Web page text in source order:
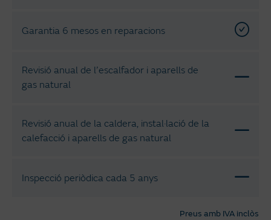
Garantia 6 mesos en reparacions
Revisió anual de l’escalfador i aparells de
gas natural
Revisió anual de la caldera, instal·lació de la
calefacció i aparells de gas natural
Inspecció periòdica cada 5 anys
Preus amb IVA inclòs